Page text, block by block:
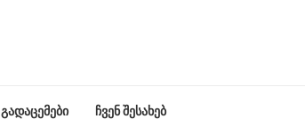
გადაცემები ჩვენ შესახებ